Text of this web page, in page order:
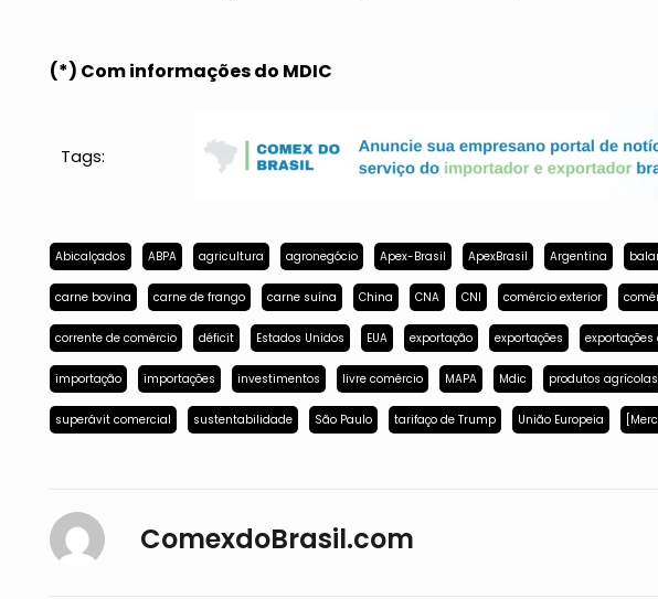
(*) Com informações do MDIC
Tags:
Abicalçados ABPA agricultura agronegócio Apex-Brasil ApexBrasil Argentina
carne bovina carne de frango carne suína China CNA CNI comércio exterior
corrente de comércio déficit Estados Unidos EUA exportação exportações
importação importações investimentos livre comércio MAPA Mdic produtos agrícolas
superávit comercial sustentabilidade São Paulo tarifaço de Trump União Europeia
ComexdoBrasil.com